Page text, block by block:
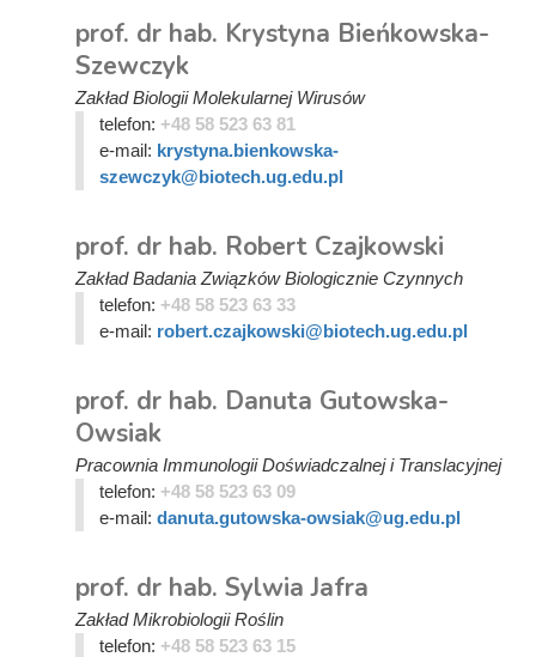
prof. dr hab. Krystyna Bieńkowska-
Szewczyk
Zakład Biologii Molekularnej Wirusów
telefon: +48 58 523 63 81
e-mail: krystyna.bienkowska-
szewczyk@biotech.ug.edu.pl
prof. dr hab. Robert Czajkowski
Zakład Badania Związków Biologicznie Czynnych
telefon: +48 58 523 63 33
e-mail: robert.czajkowski@biotech.ug.edu.pl
prof. dr hab. Danuta Gutowska-
Owsiak
Pracownia Immunologii Doświadczalnej i Translacyjnej
telefon: +48 58 523 63 09
e-mail: danuta.gutowska-owsiak@ug.edu.pl
prof. dr hab. Sylwia Jafra
Zakład Mikrobiologii Roślin
telefon: +48 58 523 63 15